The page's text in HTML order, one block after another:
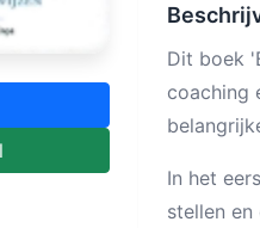
Dit boek
coaching
In het
stellen